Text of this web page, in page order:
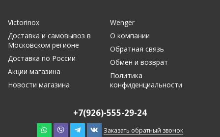
Victorinox
Доставка и самовывоз в
Московском регионе
Доставка по России
Акции магазина
Новости магазина
Wenger
О компании
Обратная связь
Обмен и возврат
Политика
конфиденциальности
+7(926)-555-29-24
Заказать обратный звонок